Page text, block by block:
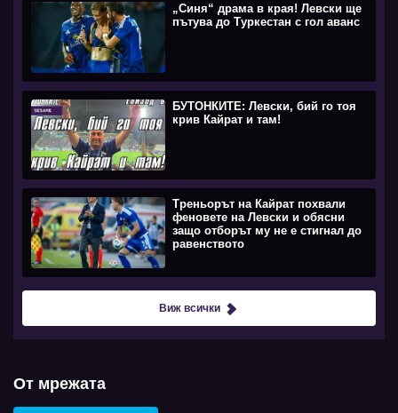
„Синя“ драма в края! Левски ще
пътува до Туркестан с гол аванс
БУТОНКИТЕ: Левски, бий го тоя
крив Кайрат и там!
Треньорът на Кайрат похвали
феновете на Левски и обясни
защо отборът му не е стигнал до
равенството
Виж всички
От мрежата